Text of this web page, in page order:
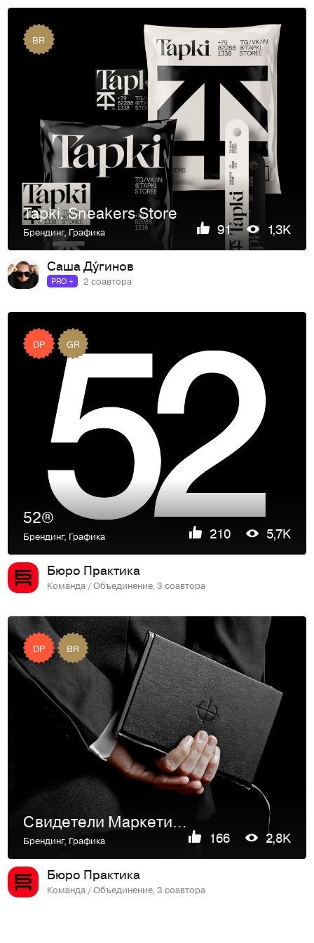
BR
Tapki. Sneakers Store
Брендинг,Графика 91 1,3K
Саша Ду́гинов
PRO + 2 соавтора
DP GR
52®
Брендинг, Графика 210 5,7K
Бюро Практика
Команда / Объединение, 3 соавтора
DP BR
Свидетели Маркетинга
Брендинг, Графика 166 2,8K
Бюро Практика
Команда / Объединение, 3 соавтора